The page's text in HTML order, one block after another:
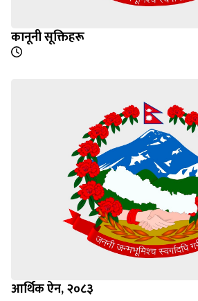
कानूनी सूक्तिहरू
आर्थिक ऐन, २०८३